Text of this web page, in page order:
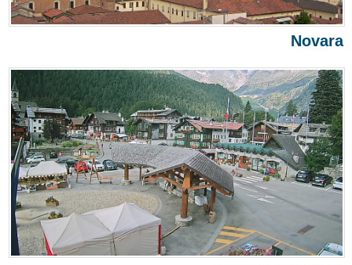
Novara